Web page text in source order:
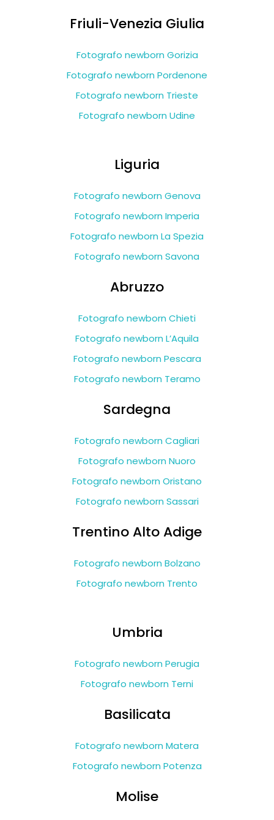
Friuli-Venezia Giulia
Fotografo newborn Gorizia
Fotografo newborn Pordenone
Fotografo newborn Trieste
Fotografo newborn Udine
Liguria
Fotografo newborn Genova
Fotografo newborn Imperia
Fotografo newborn La Spezia
Fotografo newborn Savona
Abruzzo
Fotografo newborn Chieti
Fotografo newborn L’Aquila
Fotografo newborn Pescara
Fotografo newborn Teramo
Sardegna
Fotografo newborn Cagliari
Fotografo newborn Nuoro
Fotografo newborn Oristano
Fotografo newborn Sassari
Trentino Alto Adige
Fotografo newborn Bolzano
Fotografo newborn Trento
Umbria
Fotografo newborn Perugia
Fotografo newborn Terni
Basilicata
Fotografo newborn Matera
Fotografo newborn Potenza
Molise